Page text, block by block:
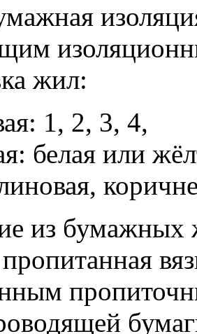
жил:
1, 2, 3, 4,
белая или
из бумажных